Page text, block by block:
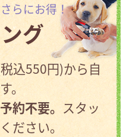
らにお得！
グ
込550円)から自
。
約不要。スタッ
ださい。